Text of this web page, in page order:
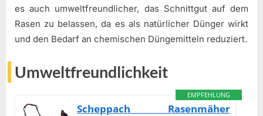
es auch umweltfreundlicher, das Schnittgut auf dem
Rasen zu belassen, da es als natürlicher Dünger wirkt
und den Bedarf an chemischen Düngemitteln reduziert.
Umweltfreundlichkeit
EMPFEHLUNG
Scheppach Rasenmäher